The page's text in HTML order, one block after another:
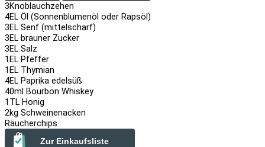
3Knoblauchzehen
4EL Öl (Sonnenblumenöl oder Rapsöl)
3EL Senf (mittelscharf)
3EL brauner Zucker
3EL Salz
1EL Pfeffer
1EL Thymian
4EL Paprika edelsüß
40ml Bourbon Whiskey
1 TL Honig
2kg Schweinenacken
Räucherchips
Zur Einkaufsliste